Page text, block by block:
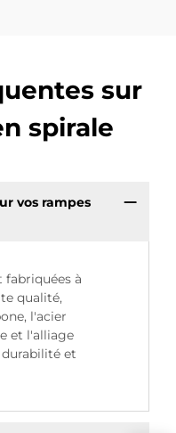
sur
spirale
vos rampes
fabriquées à
qualité,
l'acier
et l'alliage
et